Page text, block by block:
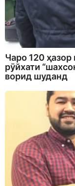
Чаро 120
рӯйхати
ворид шуданд